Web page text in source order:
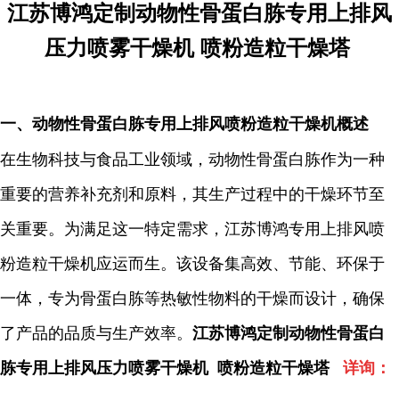
江苏博鸿定制动物性骨蛋白胨专用上排风
压力喷雾干燥机 喷粉造粒干燥塔
一、 动物性骨蛋白胨专用上排风喷粉造粒干燥机概述
在生物科技与食品工业领域，动物性骨蛋白胨作为一种
重要的营养补充剂和原料，其生产过程中的干燥环节至
关重要。为满足这一特定需求，江苏博鸿专用上排风喷
粉造粒干燥机应运而生。该设备集高效、节能、环保于
一体，专为骨蛋白胨等热敏性物料的干燥而设计，确保
了产品的品质与生产效率。 江苏博鸿定制动物性骨蛋白
胨专用上排风压力喷雾干燥机 喷粉造粒干燥塔 详询：